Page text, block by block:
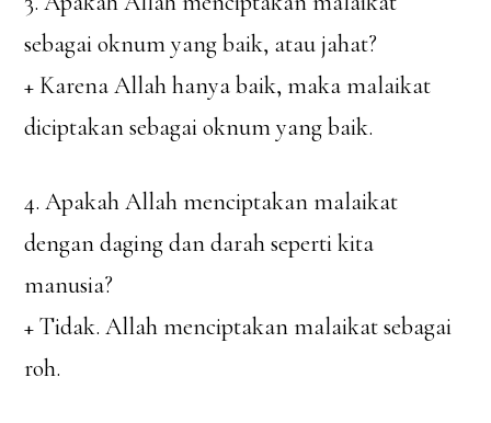
sebagai oknum yang baik, atau jahat?
+ Karena Allah hanya baik, maka malaikat
diciptakan sebagai oknum yang baik.
4. Apakah Allah menciptakan malaikat
dengan daging dan darah seperti kita
manusia?
+ Tidak. Allah menciptakan malaikat sebagai
roh.